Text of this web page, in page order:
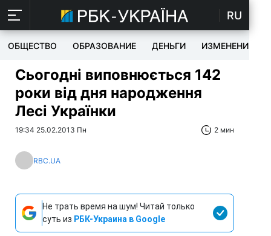
RU
ОБЩЕСТВО ОБРАЗОВАНИЕ ДЕНЬГИ ИЗМЕНЕНИЯ
Сьогодні виповнюється 142
роки від дня народження
Лесі Українки
19:34 25.02.2013 Пн 2 мин
RBC.UA
Не трать время на шум! Читай только
суть из РБК-Украина в Google